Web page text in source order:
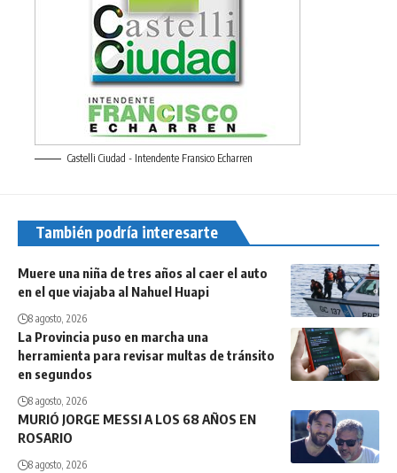
Castelli Ciudad - Intendente Fransico Echarren
También podría interesarte
Muere una niña de tres años al caer el auto
en el que viajaba al Nahuel Huapi
8 agosto, 2026
La Provincia puso en marcha una
herramienta para revisar multas de tránsito
en segundos
8 agosto, 2026
MURIÓ JORGE MESSI A LOS 68 AÑOS EN
ROSARIO
8 agosto, 2026